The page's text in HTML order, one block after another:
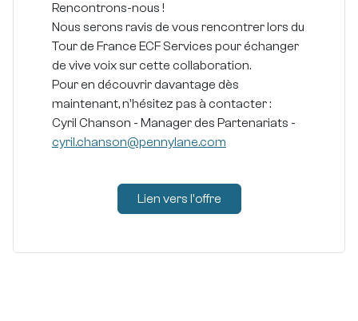
Rencontrons-nous !
Nous serons ravis de vous rencontrer lors du
Tour de France ECF Services pour échanger
de vive voix sur cette collaboration.
Pour en découvrir davantage dès
maintenant, n'hésitez pas à contacter :
Cyril Chanson - Manager des Partenariats -
cyril.chanson@pennylane.com
Lien vers l'offre